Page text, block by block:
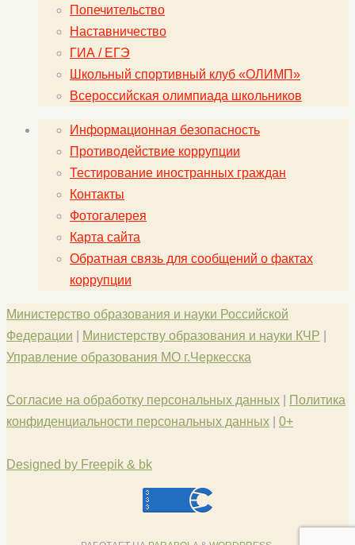
Попечительство
Наставничество
ГИА / ЕГЭ
Школьный спортивный клуб «ОЛИМП»
Всероссийская олимпиада школьников
Информационная безопасность
Противодействие коррупции
Тестирование иностранных граждан
Контакты
Фотогалерея
Карта сайта
Обратная связь для сообщений о фактах
коррупции
Министерство образования и науки Российской
Федерации
Министерству образования и науки КЧР
Управление образования МО г.Черкесска
Согласие на обработку персональных данных
Политика
конфиденциальности персональных данных
0+
Designed by Freepik & bk